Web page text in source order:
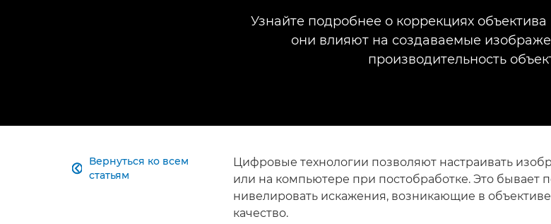
Узнайте подробнее о коррекциях объектива
они влияют на создаваемые
производительность
Вернуться ко всем
статьям

Цифровые технологии позволяют настраивать
или на компьютере при постобработке. Это бывает
нивелировать искажения, возникающие в
качество.